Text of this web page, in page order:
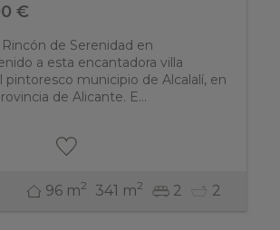
€
de Serenidad en
a esta encantadora villa
pintoresco municipio de Alcalalí, en
de Alicante. E...
96 m2 341 m2 2 2